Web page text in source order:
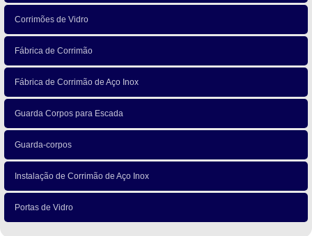
Corrimões de Vidro
Fábrica de Corrimão
Fábrica de Corrimão de Aço Inox
Guarda Corpos para Escada
Guarda-corpos
Instalação de Corrimão de Aço Inox
Portas de Vidro